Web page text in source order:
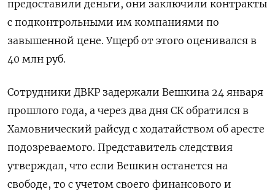
предоставили деньги, они заключили контракты
с подконтрольными им компаниями по
завышенной цене. Ущерб от этого оценивался в
40 млн руб.
Сотрудники ДВКР задержали Вешкина 24 января
прошлого года, а через два дня СК обратился в
Хамовнический райсуд с ходатайством об аресте
подозреваемого. Представитель следствия
утверждал, что если Вешкин останется на
свободе, то с учетом своего финансового и